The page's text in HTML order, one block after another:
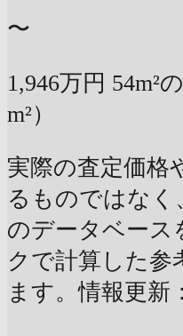
〜
1,946万円 54m²
m²）
実際の査定価格
るものではなく
のデータベース
クで計算した参
ます。情報更新